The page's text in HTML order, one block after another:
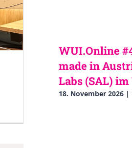
WUI.Online
made in
Labs (SAL)
18. November 2026 |